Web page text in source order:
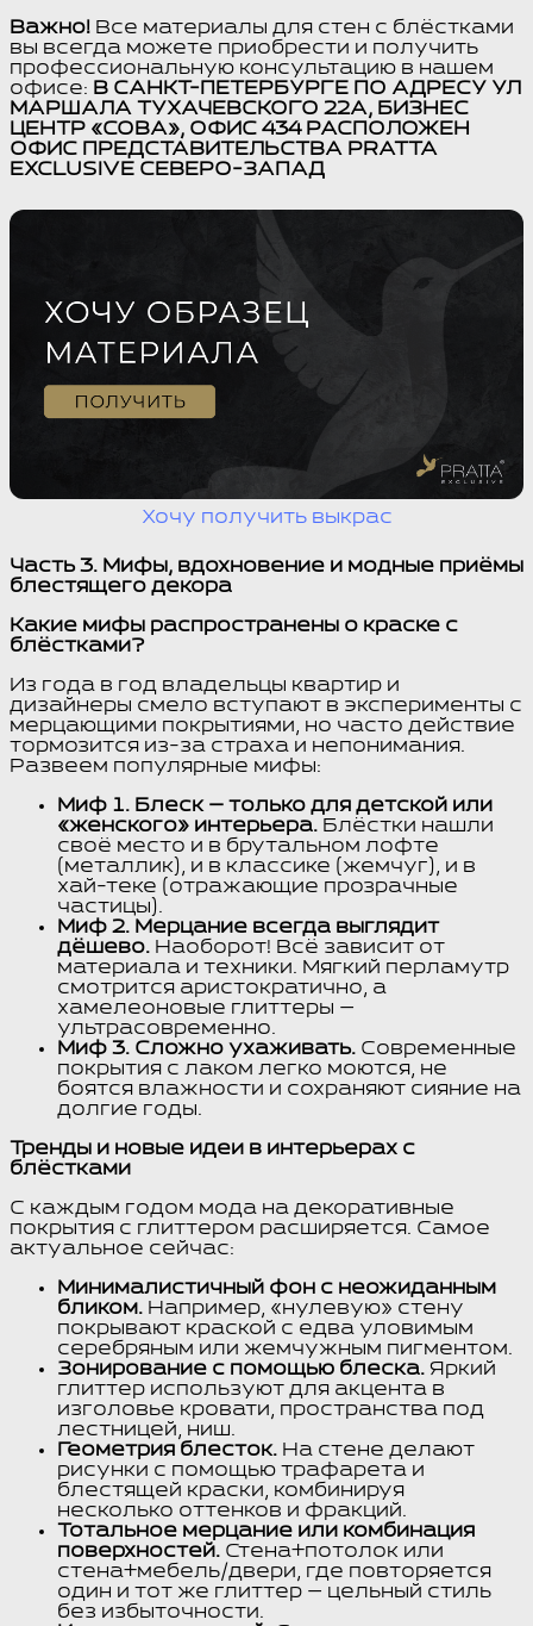
Важно! Все материалы для стен с блёстками
вы всегда можете приобрести и получить
профессиональную консультацию в нашем
офисе: В САНКТ-ПЕТЕРБУРГЕ ПО АДРЕСУ УЛ
МАРШАЛА ТУХАЧЕВСКОГО 22А, БИЗНЕС
ЦЕНТР «СОВА», ОФИС 434 РАСПОЛОЖЕН
ОФИС ПРЕДСТАВИТЕЛЬСТВА PRATTA
EXCLUSIVE СЕВЕРО-ЗАПАД
Хочу получить выкрас
Часть 3. Мифы, вдохновение и модные приёмы
блестящего декора
Какие мифы распространены о краске с
блёстками?
Из года в год владельцы квартир и
дизайнеры смело вступают в эксперименты с
мерцающими покрытиями, но часто действие
тормозится из-за страха и непонимания.
Развеем популярные мифы:
Миф 1. Блеск — только для детской или
«женского» интерьера. Блёстки нашли
своё место и в брутальном лофте
(металлик), и в классике (жемчуг), и в
хай-теке (отражающие прозрачные
частицы).
Миф 2. Мерцание всегда выглядит
дёшево. Наоборот! Всё зависит от
материала и техники. Мягкий перламутр
смотрится аристократично, а
хамелеоновые глиттеры —
ультрасовременно.
Миф 3. Сложно ухаживать. Современные
покрытия с лаком легко моются, не
боятся влажности и сохраняют сияние на
долгие годы.
Тренды и новые идеи в интерьерах с
блёстками
С каждым годом мода на декоративные
покрытия с глиттером расширяется. Самое
актуальное сейчас:
Минималистичный фон с неожиданным
бликом. Например, «нулевую» стену
покрывают краской с едва уловимым
серебряным или жемчужным пигментом.
Зонирование с помощью блеска. Яркий
глиттер используют для акцента в
изголовье кровати, пространства под
лестницей, ниш.
Геометрия блесток. На стене делают
рисунки с помощью трафарета и
блестящей краски, комбинируя
несколько оттенков и фракций.
Тотальное мерцание или комбинация
поверхностей. Стена+потолок или
стена+мебель/двери, где повторяется
один и тот же глиттер — цельный стиль
без избыточности.